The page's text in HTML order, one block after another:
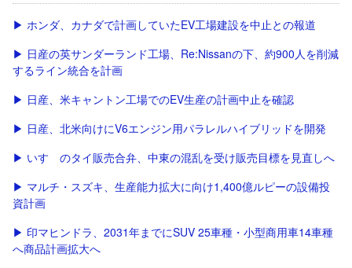
▶ ホンダ、カナダで計画していたEV工場建設を中止との報道
▶ 日産の英サンダーランド工場、Re:Nissanの下、約900人を削減
するライン統合を計画
▶ 日産、米キャントン工場でのEV生産の計画中止を確認
▶ 日産、北米向けにV6エンジン用パラレルハイブリッドを開発
▶ いすゞのタイ販売合弁、中東の混乱を受け販売目標を見直しへ
▶ マルチ・スズキ、生産能力拡大に向け1,400億ルピーの設備投
資計画
▶ 印マヒンドラ、2031年までにSUV 25車種・小型商用車14車種
へ商品計画拡大へ